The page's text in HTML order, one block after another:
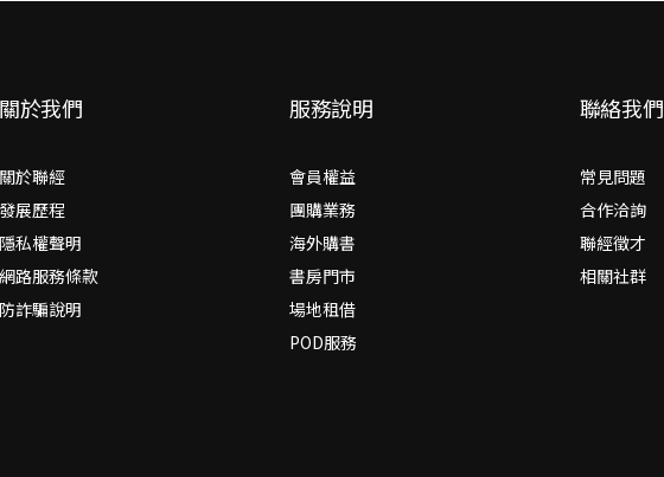
於我們
於聯經
展歷程
私權聲明
路服務條款
詐騙說明
服務說明
會員權益
團購業務
海外購書
書房門市
場地租借
POD服務
聯絡我們
常見問題
合作洽詢
聯經徵才
相關社群